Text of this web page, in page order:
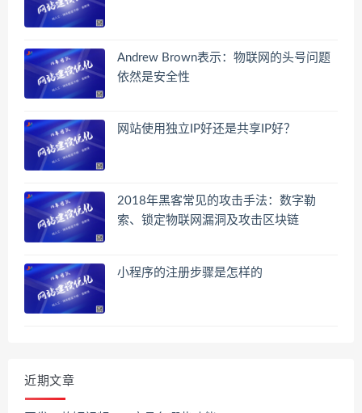
Andrew Brown表示：物联网的头号问题
依然是安全性
网站使用独立IP好还是共享IP好？
2018年黑客常见的攻击手法：数字勒
索、锁定物联网漏洞及攻击区块链
小程序的注册步骤是怎样的
近期文章